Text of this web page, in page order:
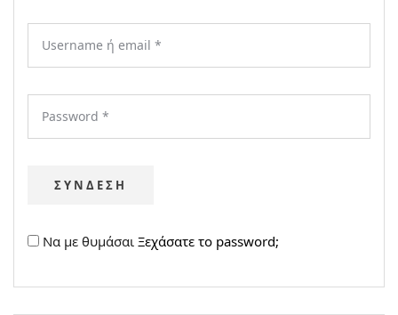
ΣΎΝΔΕΣΗ
Να με θυμάσαι Ξεχάσατε το password;